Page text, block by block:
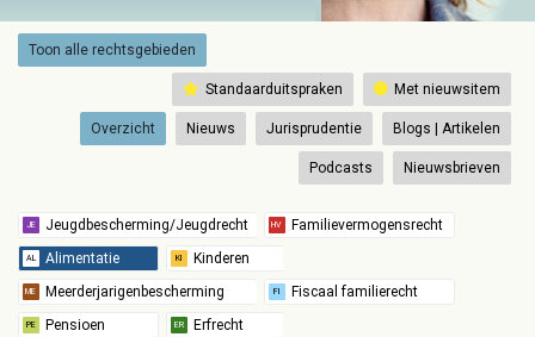
Toon alle rechtsgebieden
Standaarduitspraken Met nieuwsitem
Overzicht Nieuws Jurisprudentie Blogs | Artikelen
Podcasts Nieuwsbrieven